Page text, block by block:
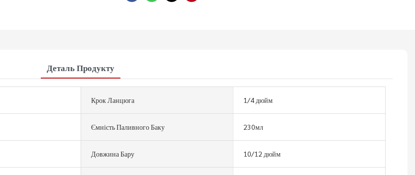
Деталь Продукту
Крок Ланцюга 1/4 дюйм
Ємність Паливного Баку 230мл
Довжина Бару 10/12 дюйм